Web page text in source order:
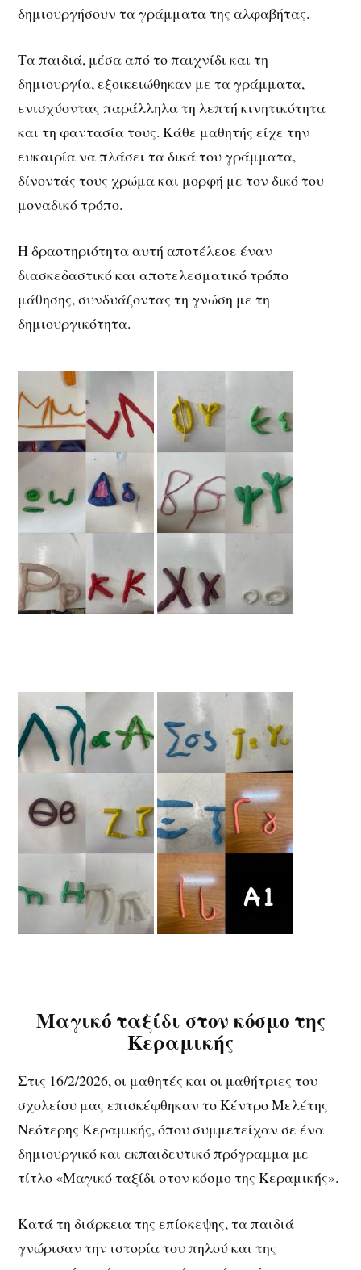
δημιουργήσουν τα γράμματα της αλφαβήτας.
Τα παιδιά, μέσα από το παιχνίδι και τη
δημιουργία, εξοικειώθηκαν με τα γράμματα,
ενισχύοντας παράλληλα τη λεπτή κινητικότητα
και τη φαντασία τους. Κάθε μαθητής είχε την
ευκαιρία να πλάσει τα δικά του γράμματα,
δίνοντάς τους χρώμα και μορφή με τον δικό του
μοναδικό τρόπο.
Η δραστηριότητα αυτή αποτέλεσε έναν
διασκεδαστικό και αποτελεσματικό τρόπο
μάθησης, συνδυάζοντας τη γνώση με τη
δημιουργικότητα.
Μαγικό ταξίδι στον κόσμο της
Κεραμικής
Στις 16/2/2026, οι μαθητές και οι μαθήτριες του
σχολείου μας επισκέφθηκαν το Κέντρο Μελέτης
Νεότερης Κεραμικής, όπου συμμετείχαν σε ένα
δημιουργικό και εκπαιδευτικό πρόγραμμα με
τίτλο «Μαγικό ταξίδι στον κόσμο της Κεραμικής».
Κατά τη διάρκεια της επίσκεψης, τα παιδιά
γνώρισαν την ιστορία του πηλού και της